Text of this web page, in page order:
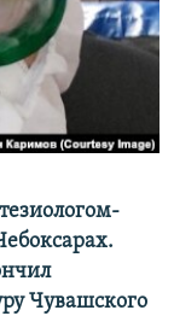
Чувашского